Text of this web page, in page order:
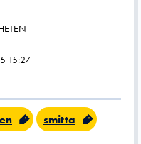
15:27
smitta